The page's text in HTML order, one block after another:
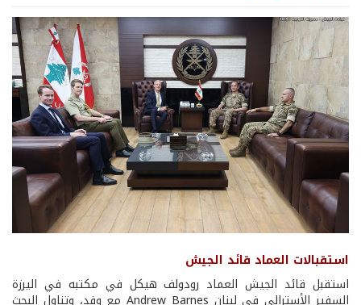
استقبالات العماد قائد الجيش
استقبل قائد الجيش العماد رودولف هيكل في مكتبه في اليرزة
السفير الأسترالي في لبنان Andrew Barnes مع وفد، وتناول البحث